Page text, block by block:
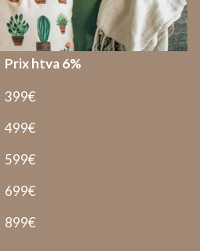
Prix htva 6%
399€
499€
599€
699€
899€